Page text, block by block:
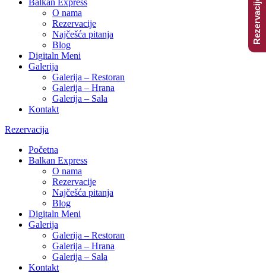
Balkan Express
O nama
Rezervacije
Najčešća pitanja
Blog
Digitaln Meni
Galerija
Galerija – Restoran
Galerija – Hrana
Galerija – Sala
Kontakt
Rezervacija
Početna
Balkan Express
O nama
Rezervacije
Najčešća pitanja
Blog
Digitaln Meni
Galerija
Galerija – Restoran
Galerija – Hrana
Galerija – Sala
Kontakt
Rezervacije